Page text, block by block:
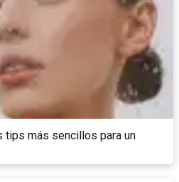
tips más sencillos para un